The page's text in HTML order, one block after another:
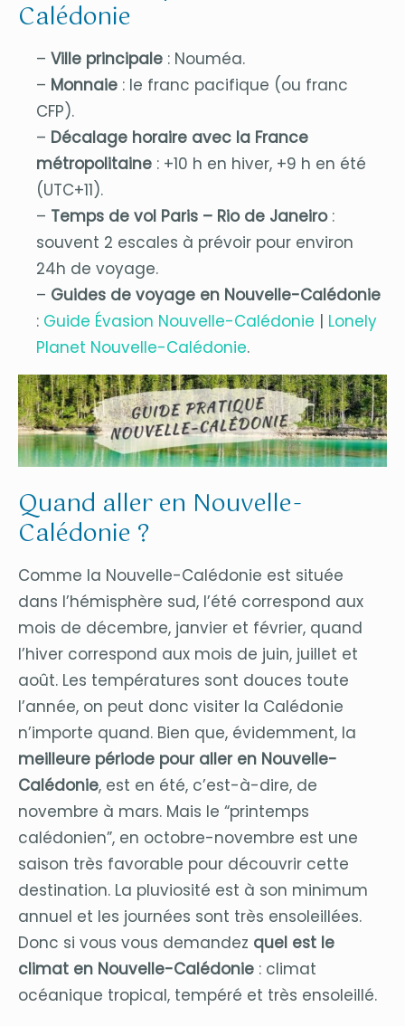
Calédonie
– Ville principale : Nouméa.
– Monnaie : le franc pacifique (ou franc
CFP).
– Décalage horaire avec la France
métropolitaine : +10 h en hiver, +9 h en été
(UTC+11).
– Temps de vol Paris – Rio de Janeiro:
souvent 2 escales à prévoir pour environ
24h de voyage.
– Guides de voyage en Nouvelle-Calédonie
: Guide Évasion Nouvelle-Calédonie
Lonely
Planet Nouvelle-Calédonie.
Quand aller en Nouvelle-
Calédonie ?
Comme la Nouvelle-Calédonie est située
dans l’hémisphère sud, l’été correspond aux
mois de décembre, janvier et février, quand
l’hiver correspond aux mois de juin, juillet et
août. Les températures sont douces toute
l’année, on peut donc visiter la Calédonie
n’importe quand. Bien que, évidemment, la
meilleure période pour aller en Nouvelle-
Calédonie, est en été, c’est-à-dire, de
novembre à mars. Mais le “printemps
calédonien”, en octobre-novembre est une
saison très favorable pour découvrir cette
destination. La pluviosité est à son minimum
annuel et les journées sont très ensoleillées.
Donc si vous vous demandez quel est le
climat en Nouvelle-Calédonie : climat
océanique tropical, tempéré et très ensoleillé.